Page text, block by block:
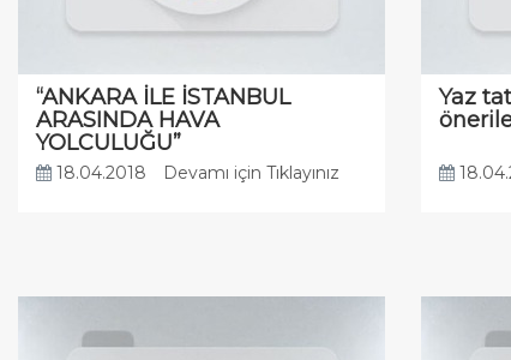
“ANKARA İLE İSTANBUL
ARASINDA HAVA
YOLCULUĞU”
18.04.2018 Devamı için Tıklayınız
Yaz